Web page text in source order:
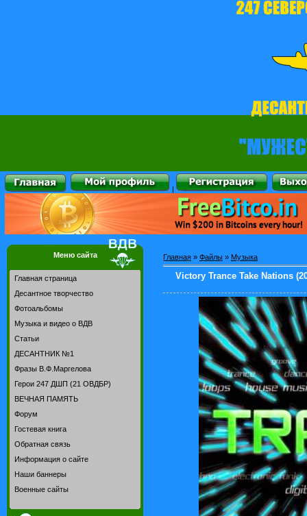
|
Меню сайта
Главная страница
Десантное творчество
Фотоальбомы
Музыка и видео о ВДВ
Статьи
ДЕСАНТНИК №1
Фразы В.Ф.Маргелова
Герои 247 ДШП (21 ОВДБР)
ВЕЧНАЯ ПАМЯТЬ
Форум
Гостевая книга
Обратная связь
Информация о сайте
Наши баннеры
Военные сайты
Главная » Файлы » Музыка
Victory Trance Take Nations